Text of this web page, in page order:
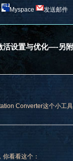
Myspace 发送邮件
活设置与优化—-另
Converter这个小工
看看这个：